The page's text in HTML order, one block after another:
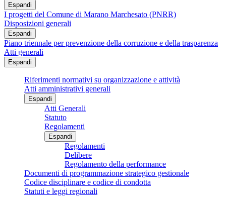
Espandi
I progetti del Comune di Marano Marchesato (PNRR)
Disposizioni generali
Espandi
Piano triennale per prevenzione della corruzione e della trasparenza
Atti generali
Espandi
Riferimenti normativi su organizzazione e attività
Atti amministrativi generali
Espandi
Atti Generali
Statuto
Regolamenti
Espandi
Regolamenti
Delibere
Regolamento della performance
Documenti di programmazione strategico gestionale
Codice disciplinare e codice di condotta
Statuti e leggi regionali